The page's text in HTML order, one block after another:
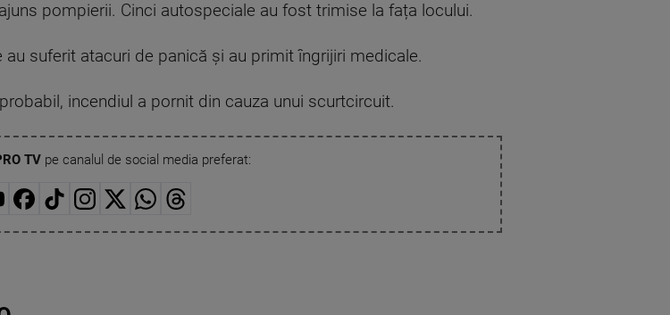
pompierii. Cinci autospeciale au fost trimise la fața locului.
suferit atacuri de panică și au primit îngrijiri medicale.
incendiul a pornit din cauza unui scurtcircuit.
TVpe canalul de social media preferat: